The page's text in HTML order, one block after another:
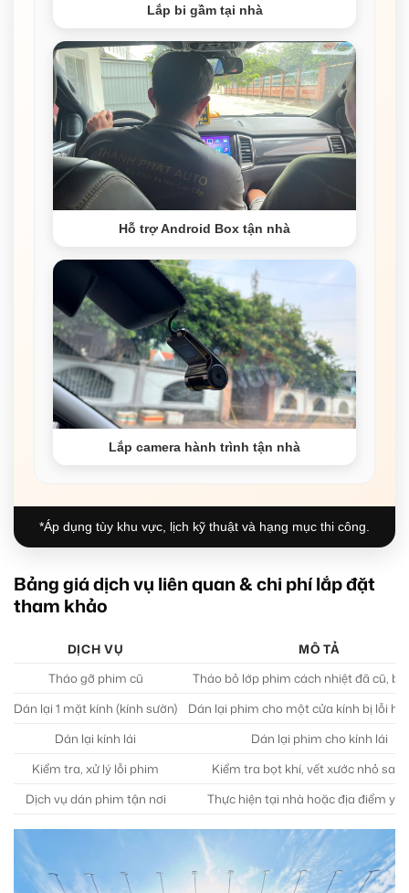
Lắp bi gầm tại nhà
Hỗ trợ Android Box tận nhà
Lắp camera hành trình tận nhà
*Áp dụng tùy khu vực, lịch kỹ thuật và hạng mục thi công.
Bảng giá dịch vụ liên quan & chi phí lắp đặt
tham khảo
DỊCH VỤ
MÔ TẢ
Tháo gỡ phim cũ
Tháo bỏ lớp phim cách nhiệt đã cũ,
Dán lại 1 mặt kính (kính sườn)
Dán lại phim cho một cửa kính bị lỗi
Dán lại kính lái
Dán lại phim cho kính lái
Kiểm tra, xử lý lỗi phim
Kiểm tra bọt khí, vết xước nhỏ sau
Dịch vụ dán phim tận nơi
Thực hiện tại nhà hoặc địa điểm